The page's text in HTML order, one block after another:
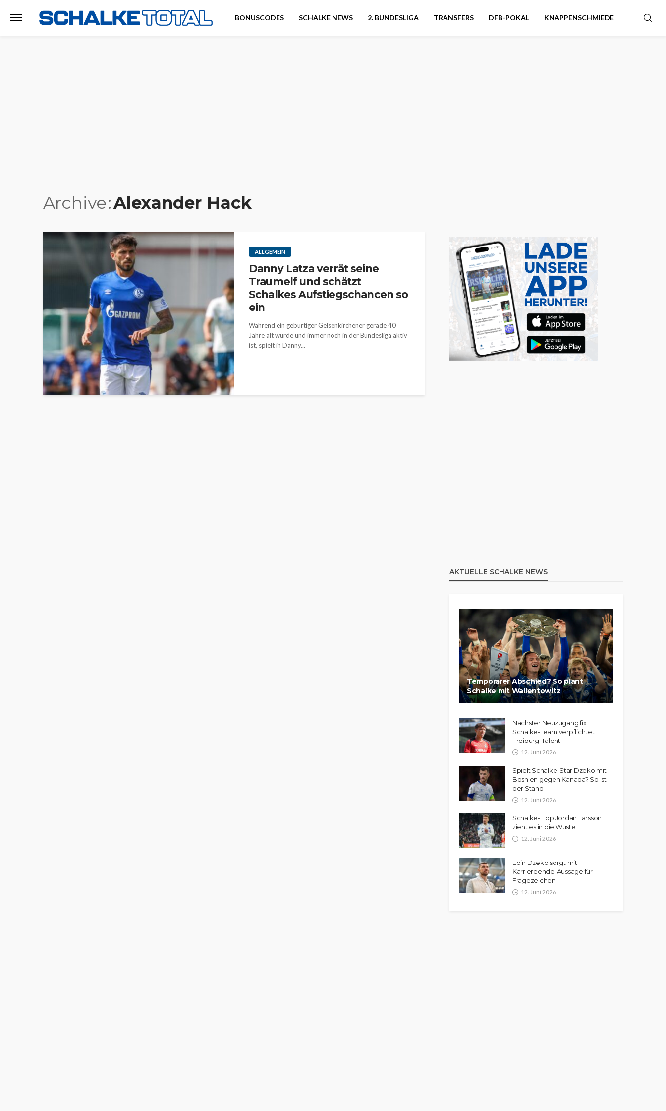
BONUSCODES SCHALKE NEWS 2. BUNDESLIGA TRANSFERS DFB-POKAL KNAPPENSCHMIEDE
Archive Alexander Hack
ALLGEMEIN
Danny Latza verrät seine
Traumelf und schätzt
Schalkes Aufstiegschancen so
ein
Während ein gebürtiger Gelsenkirchener gerade 40
Jahre alt wurde und immer noch in der Bundesliga aktiv
ist, spielt in Danny...
AKTUELLE SCHALKE NEWS
Temporärer Abschied? So plant
Schalke mit Wallentowitz
Nächster Neuzugang fix:
Schalke-Team verpflichtet
Freiburg-Talent
12. Juni 2026
Spielt Schalke-Star Dzeko mit
Bosnien gegen Kanada? So ist
der Stand
12. Juni 2026
Schalke-Flop Jordan Larsson
zieht es in die Wüste
12. Juni 2026
Edin Dzeko sorgt mit
Karriereende-Aussage für
Fragezeichen
12. Juni 2026